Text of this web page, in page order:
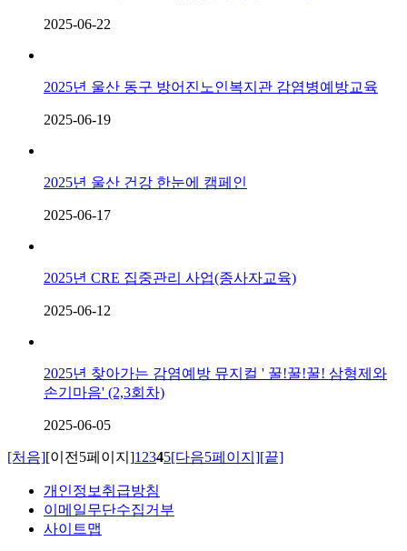
2025-06-22
2025년 울산 동구 방어진노인복지관 감염병예방교육
2025-06-19
2025년 울산 건강 한눈에 캠페인
2025-06-17
2025년 CRE 집중관리 사업(종사자교육)
2025-06-12
2025년 찾아가는 감염예방 뮤지컬 ' 꿀!꿀!꿀! 삼형제와
손기마음' (2,3회차)
2025-06-05
[처음][이전5페이지]1 2345[다음5페이지][끝]
개인정보취급방침
이메일무단수집거부
사이트맵